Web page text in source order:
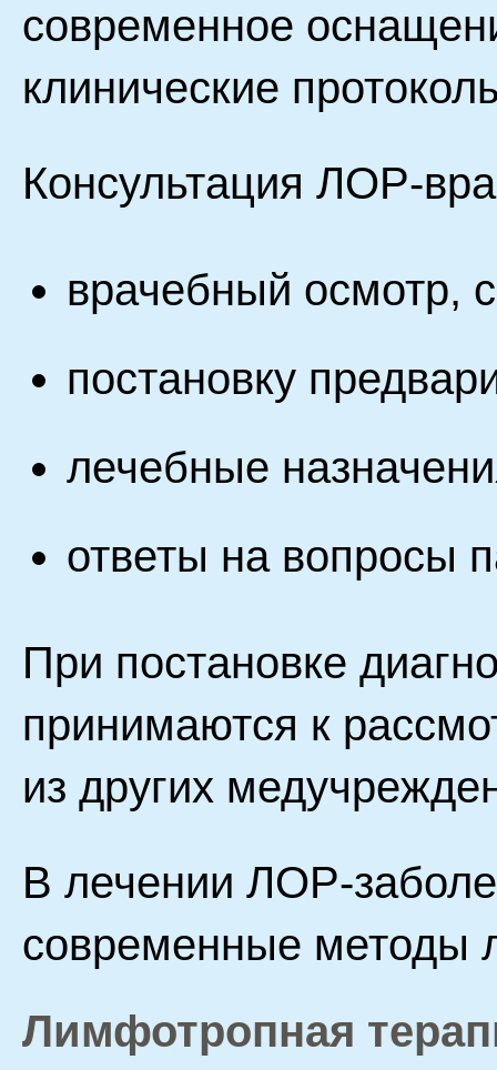
современное
клинические
Консультация ЛОР-
врачебный осмотр,
постановку
лечебные
ответы на вопросы
При постановке
принимаются к
из других
В лечении ЛОР-
современные методы
Лимфотропная